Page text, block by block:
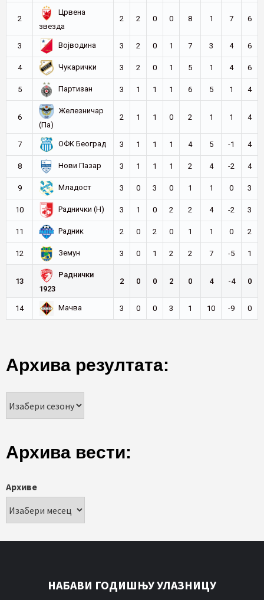
2
Црвена
звезда
2 2 0 0 8 1 7 6
3 Војводина 3 2 0 1 7 3 4 6
4 Чукарички 3 2 0 1 5 1 4 6
5 Партизан 3 1 1 1 6 5 1 4
6
Железничар
(Па)
2 1 1 0 2 1 1 4
7 ОФК Београд 3 1 1 1 4 5 -1 4
8 Нови Пазар 3 1 1 1 2 4 -2 4
9 Младост 3 0 3 0 1 1 0 3
10 Раднички (Н) 3 1 0 2 2 4 -2 3
11 Радник 2 0 2 0 1 1 0 2
12 Земун 3 0 1 2 2 7 -5 1
13
Раднички
1923
2 0 0 2 0 4 -4 0
14 Мачва 3 0 0 3 1 10 -9 0
Архива резултата:
Архива вести:
Архиве
НАБАВИ ГОДИШЊУ УЛАЗНИЦУ